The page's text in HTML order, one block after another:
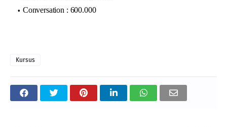
Conversation : 600.000
Kursus